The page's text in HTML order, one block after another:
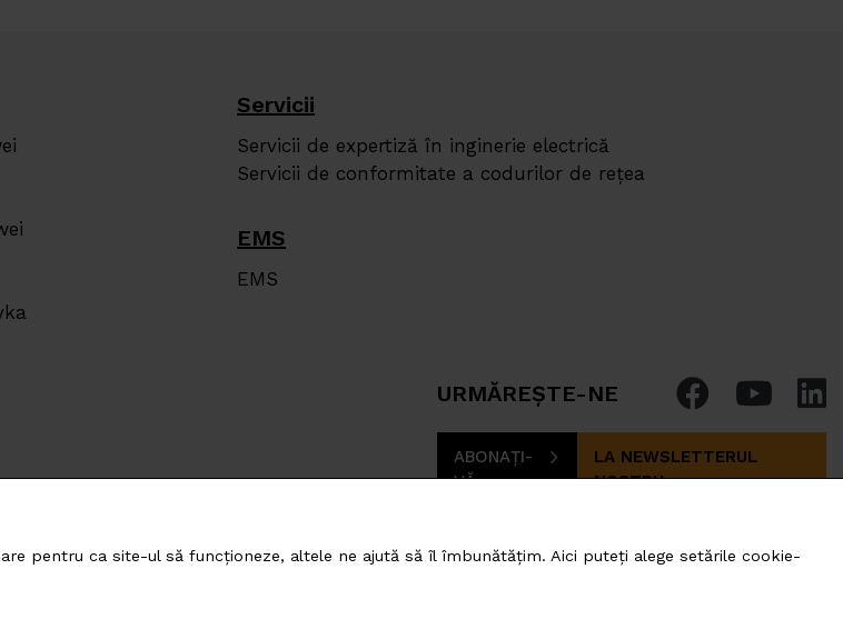
Servicii
Servicii de expertiză în inginerie electrică
Servicii de conformitate a codurilor de rețea
EMS
EMS
URMĂREȘTE-NE
ABONAȚI-
VĂ
LA NEWSLETTERUL
NOSTRU
ROMANIA SRL
s.r.o.
pentru ca site-ul să funcționeze, altele ne ajută să îl îmbunătățim. Aici puteți alege setările cookie-